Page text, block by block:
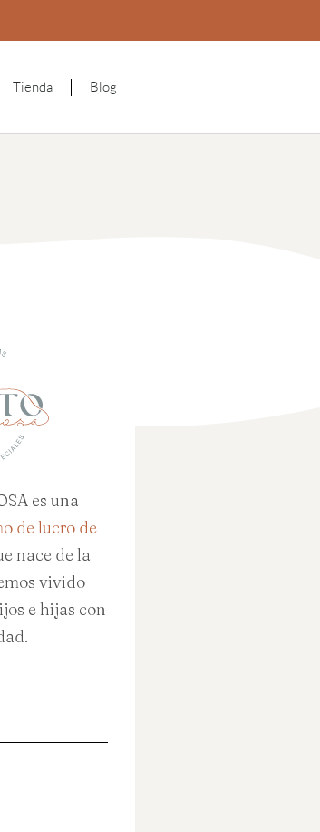
Tienda Blog
es una
de lucro de
nace de la
vivido
e hijas con